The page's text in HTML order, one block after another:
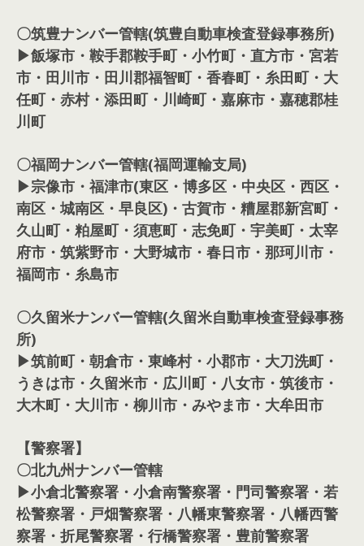
〇筑豊ナンバー管轄(筑豊自動車検査登録事務所)
▶飯塚市・鞍手郡鞍手町・小竹町・直方市・宮若
市・田川市・田川郡福智町・香春町・糸田町・大
任町・赤村・添田町・川崎町・嘉麻市・嘉穂郡桂
川町
〇福岡ナンバー管轄(福岡運輸支局)
▶宗像市・福津市(東区・博多区・中央区・西区・
南区・城南区・早良区)・古賀市・糟屋郡新宮町・
久山町・粕屋町・須恵町・志免町・宇美町・太宰
府市・筑紫野市・大野城市・春日市・那珂川市・
福岡市・糸島市
〇久留米ナンバー管轄(久留米自動車検査登録事務
所)
▶筑前町・朝倉市・東峰村・小郡市・大刀洗町・
うきは市・久留米市・広川町・八女市・筑後市・
大木町・大川市・柳川市・みやま市・大牟田市
【警察署】
〇北九州ナンバー管轄
▶小倉北警察署・小倉南警察署・門司警察署・若
松警察署・戸畑警察署・八幡東警察署・八幡西警
察署・折尾警察署・行橋警察署・豊前警察署